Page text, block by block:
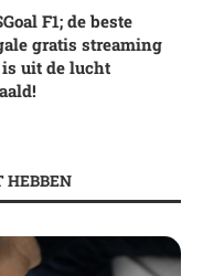
F1; de beste
gratis streaming
uit de lucht
HEBBEN